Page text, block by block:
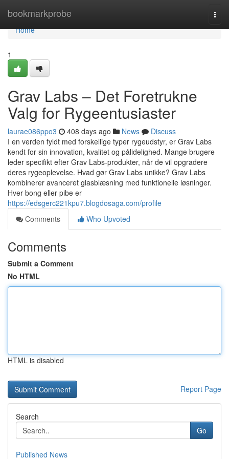
bookmarkprobe
Home
Home
1
Grav Labs – Det Foretrukne
Valg for Rygeentusiaster
laurae086ppo3 408 days ago News
Discuss
I en verden fyldt med forskellige typer rygeudstyr, er Grav Labs
kendt for sin innovation, kvalitet og pålidelighed. Mange brugere
leder specifikt efter Grav Labs-produkter, når de vil opgradere
deres rygeoplevelse. Hvad gør Grav Labs unikke? Grav Labs
kombinerer avanceret glasblæsning med funktionelle løsninger.
Hver bong eller pibe er
https://edsgerc221kpu7.blogdosaga.com/profile
Comments
Who Upvoted
Comments
Submit a Comment
No HTML
HTML is disabled
Report Page
Search
Go
Published News